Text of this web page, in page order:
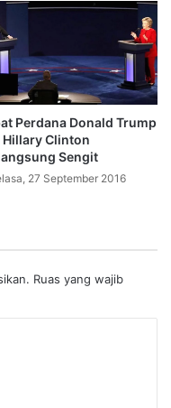
Perdana Donald Trump
Hillary Clinton
Sengit
27 September 2016
Ruas yang wajib